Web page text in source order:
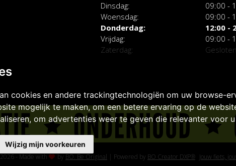
Dinsdag
09:00 -
Woensdag
09:00 -
Donderdag
12:00 -
Vrijdag
09:00 -
Zaterdag
Gesloten
- Made with by BO. Be Original | Powered by BO Creator DXP® Jouw fiets,
cookies en andere trackingtechnologiën om uw browse-
mogelijk te maken,om een betere ervaring op de
, om advertenties weer te geven die relevanter voor
Wijzig mijn voorkeuren